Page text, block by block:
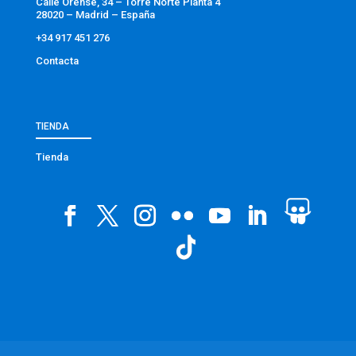
28020 – Madrid – España
+34 917 451 276
Contacta
TIENDA
Tienda